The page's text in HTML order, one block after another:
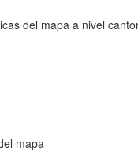
del mapa a nivel
mapa